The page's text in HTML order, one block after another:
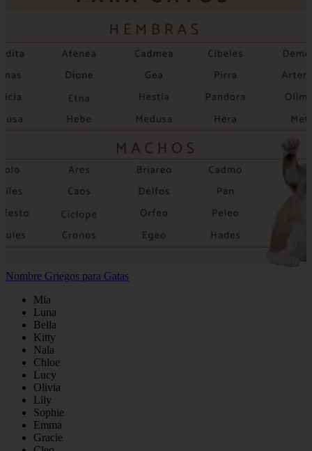
Nombre Griegos para Gatas
Mia
Luna
Bella
Kitty
Nala
Chloe
Lucy
Olivia
Lily
Sophie
Emma
Gracie